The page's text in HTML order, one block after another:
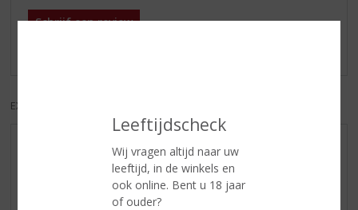
Leeftijdscheck
Wij vragen altijd naar uw
leeftijd, in de winkels en
ook online. Bent u 18 jaar
of ouder?
Schrijf een review
EXCL. BTW
AANBIEDINGEN
NIEUWE BIEREN
NIEUWE WHISKY